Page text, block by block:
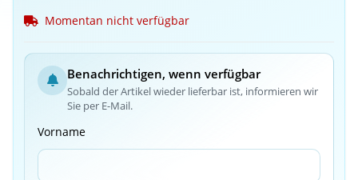
Momentan nicht verfügbar
Benachrichtigen, wenn verfügbar
Sobald der Artikel wieder lieferbar ist, informieren wir
Sie per E-Mail.
Vorname